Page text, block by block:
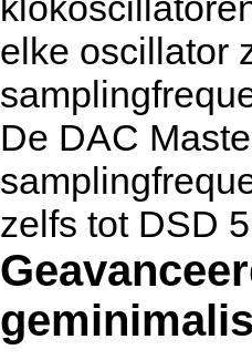
elke oscillator
De DAC
zelfs tot DSD